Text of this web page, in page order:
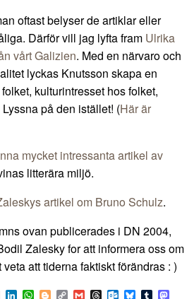
oftast belyser de artiklar eller
Därför vill jag lyfta fram Ulrika
vårt Galizien. Med en närvaro och
lyckas Knutsson skapa en
kulturintresset hos folket,
på den istället! (Här är
mycket intressanta artikel av
litterära miljö.
artikel om Bruno Schulz.
ovan publicerades i DN 2004,
Zalesky for att informera oss om
att tiderna faktiskt förändras : )
EmailLinkedIn
WhatsApp
BloggerCopyGmailThreadsOutlook.com
BlueskyTumblr